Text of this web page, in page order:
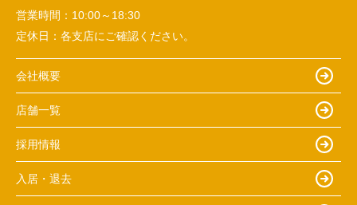
営業時間： 10:00～18:30
定休日： 各支店にご確認ください。
会社概要
店舗一覧
採用情報
入居・退去